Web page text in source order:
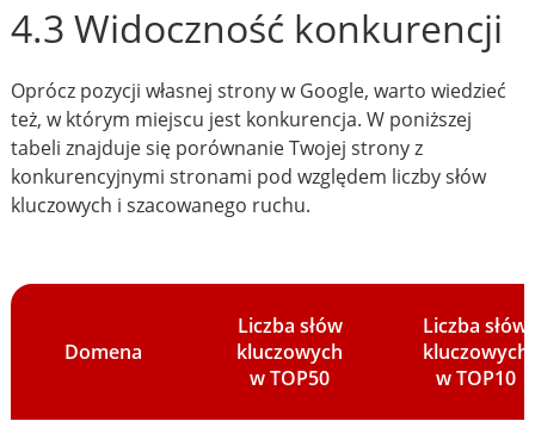
4.3 Widoczność konkurencji
Oprócz pozycji własnej strony w Google, warto wiedzieć
też, w którym miejscu jest konkurencja. W poniższej
tabeli znajduje się porównanie Twojej strony z
konkurencyjnymi stronami pod względem liczby słów
kluczowych i szacowanego ruchu.
Domena
Liczba słów
kluczowych
w TOP50
Liczba słów
kluczowych
w TOP10